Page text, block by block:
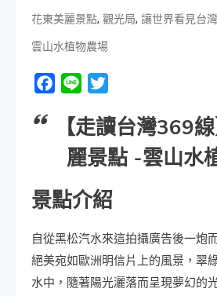
花東美麗景點, 觀光局, 讓世界看見台灣
雲山水植物農場
Facebook
Line
【走讀台灣369線
麗景點 -雲山水
景點介紹
自從黑松汽水來這拍攝廣告後一炮
絕美宛如歐洲明信片上的風景，翠
水中，隨著陽光灑落而呈現夢幻的